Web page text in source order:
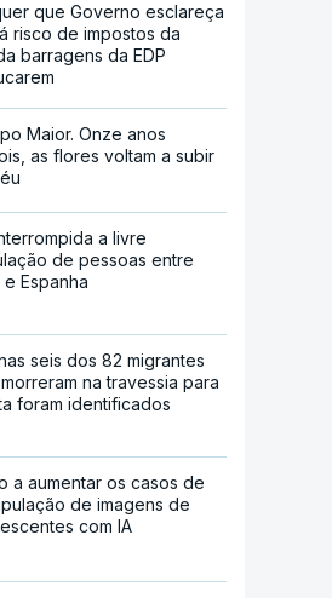
que Governo esclareça
risco de impostos da
barragens da EDP
Maior. Onze anos
as flores voltam a subir
a livre
de pessoas entre
e Espanha
seis dos 82 migrantes
na travessia para
foram identificados
a aumentar os casos de
de imagens de
com IA